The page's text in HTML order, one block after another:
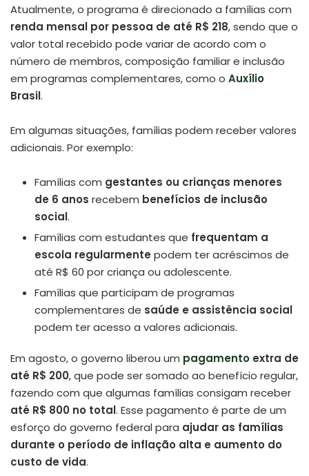
Atualmente, o programa é direcionado a famílias com
renda mensal por pessoa de até R$ 218, sendo que o
valor total recebido pode variar de acordo com o
número de membros, composição familiar e inclusão
em programas complementares, como o Auxílio
Brasil.
Em algumas situações, famílias podem receber valores
adicionais. Por exemplo:
Famílias com gestantes ou crianças menores
de 6 anos recebem benefícios de inclusão
social.
Famílias com estudantes que frequentam a
escola regularmente podem ter acréscimos de
até R$ 60 por criança ou adolescente.
Famílias que participam de programas
complementares de saúde e assistência social
podem ter acesso a valores adicionais.
Em agosto, o governo liberou um pagamento extra de
até R$ 200, que pode ser somado ao benefício regular,
fazendo com que algumas famílias consigam receber
até R$ 800 no total. Esse pagamento é parte de um
esforço do governo federal para ajudar as famílias
durante o período de inflação alta e aumento do
custo de vida.